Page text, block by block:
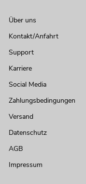
Über uns
Kontakt/Anfahrt
Support
Karriere
Social Media
Zahlungsbedingungen
Versand
Datenschutz
AGB
Impressum